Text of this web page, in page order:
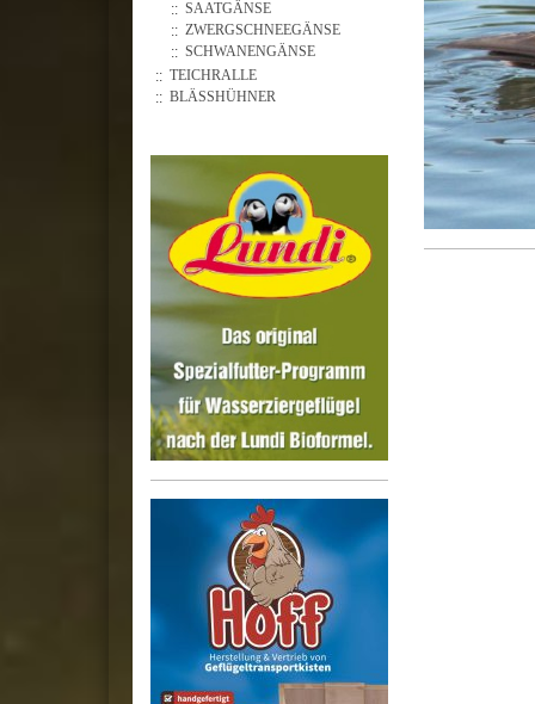
SAATGÄNSE
ZWERGSCHNEEGÄNSE
SCHWANENGÄNSE
TEICHRALLE
BLÄSSHÜHNER